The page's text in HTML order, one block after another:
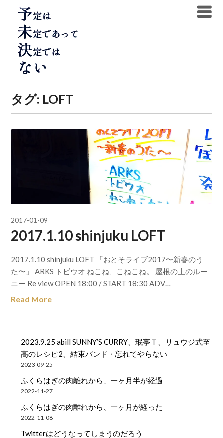
content
タグ: LOFT
2017-01-09
2017.1.10 shinjuku LOFT
2017.1.10 shinjuku LOFT 「おとそライブ2017〜新春のう
た〜」 ARKS トビウオ ねこね、こねこね。 屋根の上のルー
ニー Re view OPEN 18:00 / START 18:30 ADV…
Read More
2023.9.25 abill SUNNY’S CURRY、珉亭Ｔ、リュウジ式至
高のレシピ2、結束バンド・忘れてやらない
2023-09-25
ふくらはぎの肉離れから、一ヶ月半が経過
2022-11-27
ふくらはぎの肉離れから、一ヶ月が経った
2022-11-08
Twitterはどうなってしまうのだろう